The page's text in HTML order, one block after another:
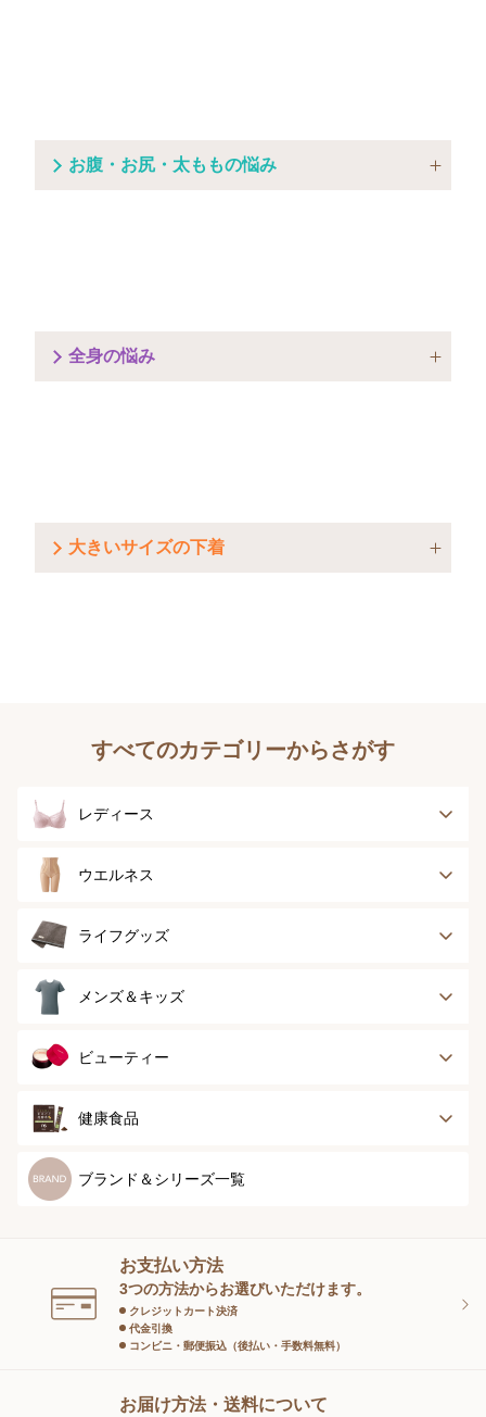
お腹・お尻・太ももの悩み
全身の悩み
大きいサイズの下着
すべてのカテゴリーからさがす
レディース
ブラジャー
ボディースーツ
ランジェリー
イツ
ウエルネス
健康サポート
スポーツ
ライフグッズ
アウター
グッズ
メンズ＆キッズ
メンズトップ
メンズソックス
ビューティー
スキンケア
スペシャルケア
スキンケアグッズ
健康食品
健康食品
ブランド＆シリーズ一覧
お支払い方法
3つの方法からお選びいただけます。
クレジットカート決済
代金引換
コンビニ・郵便振込（後払い・手数料無料）
お届け方法・送料について